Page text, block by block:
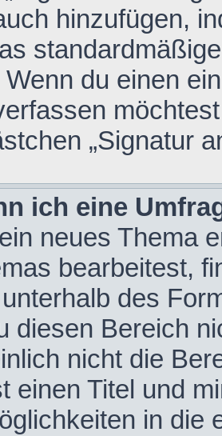
hinzufügen,
du einen
„Signatur
ich eine
neues Thema
bearbeitest,
des
diesen Bereich
nicht die
einen Titel und
in die